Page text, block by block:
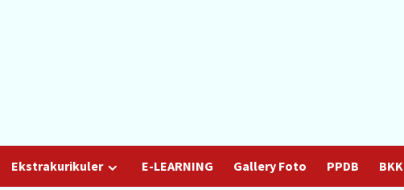
Ekstrakurikuler E-LEARNING Gallery Foto PPDB BKK